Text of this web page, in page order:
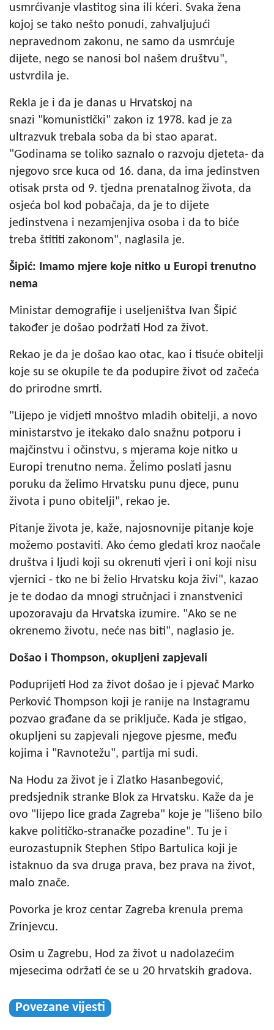
usmrćivanje vlastitog sina ili kćeri. Svaka žena
kojoj se tako nešto ponudi, zahvaljujući
nepravednom zakonu, ne samo da usmrćuje
dijete, nego se nanosi bol našem društvu",
ustvrdila je.
Rekla je i da je danas u Hrvatskoj na
snazi "komunistički" zakon iz 1978. kad je za
ultrazvuk trebala soba da bi stao aparat.
"Godinama se toliko saznalo o razvoju djeteta- da
njegovo srce kuca od 16. dana, da ima jedinstven
otisak prsta od 9. tjedna prenatalnog života, da
osjeća bol kod pobačaja, da je to dijete
jedinstvena i nezamjenjiva osoba i da to biće
treba štititi zakonom", naglasila je.
Šipić: Imamo mjere koje nitko u Europi trenutno
nema
Ministar demografije i useljeništva Ivan Šipić
također je došao podržati Hod za život.
Rekao je da je došao kao otac, kao i tisuće obitelji
koje su se okupile te da podupire život od začeća
do prirodne smrti.
"Lijepo je vidjeti mnoštvo mladih obitelji, a novo
ministarstvo je itekako dalo snažnu potporu i
majčinstvu i očinstvu, s mjerama koje nitko u
Europi trenutno nema. Želimo poslati jasnu
poruku da želimo Hrvatsku punu djece, punu
života i puno obitelji", rekao je.
Pitanje života je, kaže, najosnovnije pitanje koje
možemo postaviti. Ako ćemo gledati kroz naočale
društva i ljudi koji su okrenuti vjeri i oni koji nisu
vjernici - tko ne bi želio Hrvatsku koja živi", kazao
je te dodao da mnogi stručnjaci i znanstvenici
upozoravaju da Hrvatska izumire. "Ako se ne
okrenemo životu, neće nas biti", naglasio je.
Došao i Thompson, okupljeni zapjevali
Poduprijeti Hod za život došao je i pjevač Marko
Perković Thompson koji je ranije na Instagramu
pozvao građane da se priključe. Kada je stigao,
okupljeni su zapjevali njegove pjesme, među
kojima i "Ravnotežu", partija mi sudi.
Na Hodu za život je i Zlatko Hasanbegović,
predsjednik stranke Blok za Hrvatsku. Kaže da je
ovo "lijepo lice grada Zagreba" koje je "lišeno bilo
kakve političko-stranačke pozadine". Tu je i
eurozastupnik Stephen Stipo Bartulica koji je
istaknuo da sva druga prava, bez prava na život,
malo znače.
Povorka je kroz centar Zagreba krenula prema
Zrinjevcu.
Osim u Zagrebu, Hod za život u nadolazećim
mjesecima održati će se u 20 hrvatskih gradova.
Povezane vijesti